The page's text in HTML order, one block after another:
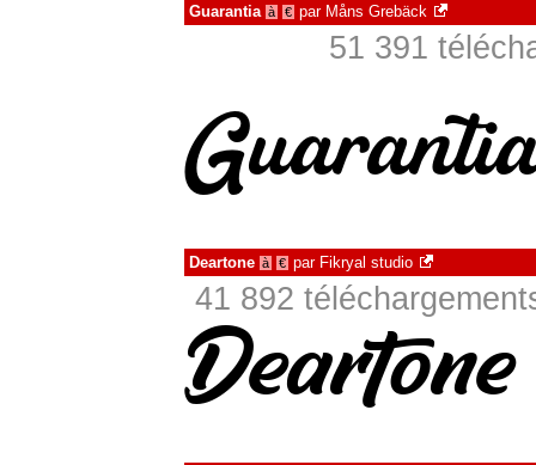
Guarantia à € par Måns Grebäck
51 391
Deartone à € par Fikryal studio
41 892